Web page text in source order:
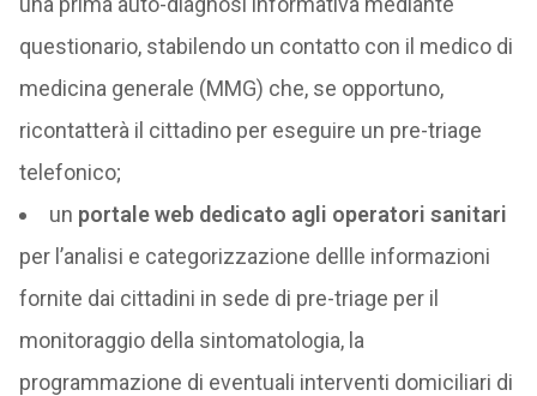
questionario, stabilendo un contatto con il medico di
medicina generale (MMG) che, se opportuno,
ricontatterà il cittadino per eseguire un pre-triage
telefonico;
un portale web dedicato agli operatori sanitari
per l’analisi e categorizzazione dellle informazioni
fornite dai cittadini in sede di pre-triage per il
monitoraggio della sintomatologia, la
programmazione di eventuali interventi domiciliari di